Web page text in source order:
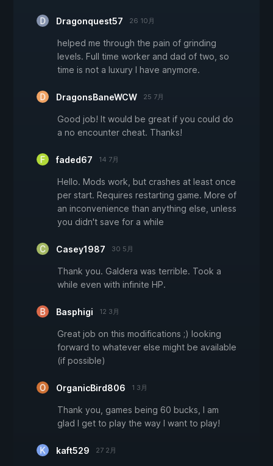
Dragonquest57 26 10月
helped me through the pain of grinding
levels. Full time worker and dad of two, so
time is not a luxury I have anymore.
DragonsBaneWCW 25 7月
Good job! It would be great if you could do
a no encounter cheat. Thanks!
faded67 14 7月
Hello. Mods work, but crashes at least once
per start. Requires restarting game. More of
an inconvenience than anything else, unless
you didn't save for a while
Casey1987 30 5月
Thank you. Galdera was terrible. Took a
while even with infinite HP.
Basphigi 12 3月
Great job on this modifications ;) looking
forward to whatever else might be available
(if possible)
OrganicBird806 1 3月
Thank you, games being 60 bucks, I am
glad I get to play the way I want to play!
kaft529 27 2月